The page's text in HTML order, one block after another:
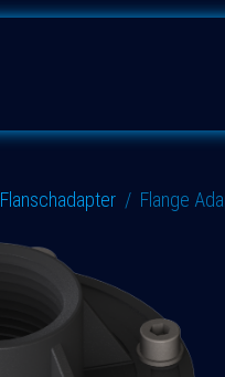
Flanschadapter Flange